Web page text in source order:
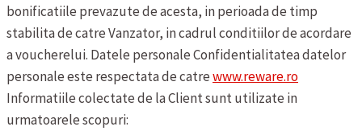
bonificatiile prevazute de acesta, in perioada de timp
stabilita de catre Vanzator, in cadrul conditiilor de acordare
a voucherelui. Datele personaleConfidentialitatea datelor
personale este respectata de catrewww.reware.ro
Informatiile colectate de la Client sunt utilizate in
urmatoarele scopuri: